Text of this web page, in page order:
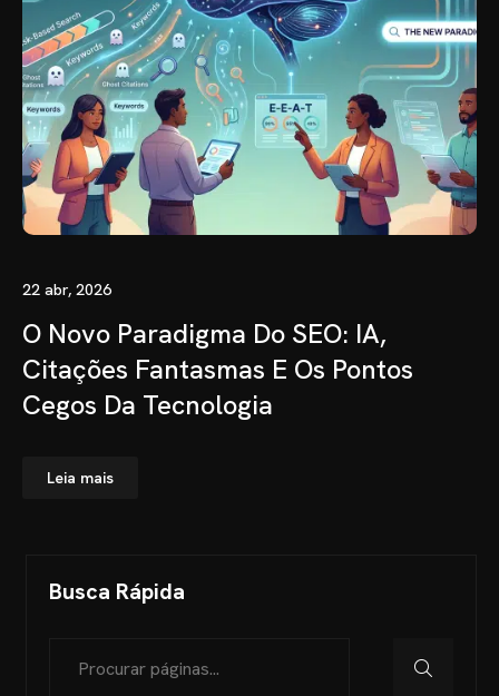
22 abr, 2026
O Novo Paradigma Do SEO: IA,
Citações Fantasmas E Os Pontos
Cegos Da Tecnologia
Leia mais
Busca Rápida